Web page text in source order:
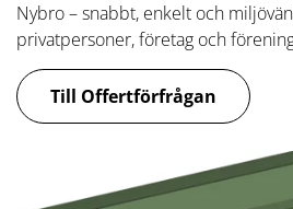
Nybro – snabbt, enkelt och
privatpersoner, företag och
Till Offertförfrågan